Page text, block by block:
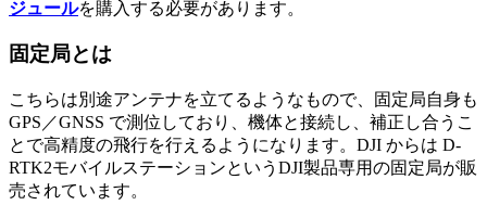
ジュールを購入する必要があります。
固定局とは
こちらは別途アンテナを立てるようなもので、固定局自身も
GPS／GNSS で測位しており、機体と接続し、補正し合うこ
とで高精度の飛行を行えるようになります。DJI からは D-
RTK2モバイルステーションというDJI製品専用の固定局が販
売されています。